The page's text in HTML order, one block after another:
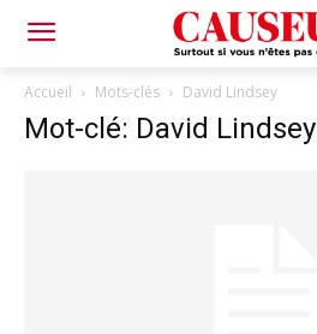
Accueil Mots-clés David Lindsey
Mot-clé: David Lindsey